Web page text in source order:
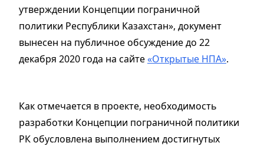
утверждении Концепции пограничной
политики Республики Казахстан», документ
вынесен на публичное обсуждение до 22
декабря 2020 года на сайте«Открытые НПА».
Как отмечается в проекте, необходимость
разработки Концепции пограничной политики
РК обусловлена выполнением достигнутых